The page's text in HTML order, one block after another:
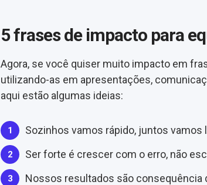
5 frases de impacto para
Agora, se você quiser muito impacto em
utilizando-as em apresentações,
aqui estão algumas ideias:
Sozinhos vamos rápido, juntos vamos
Ser forte é crescer com o erro, não
Nossos resultados são consequência